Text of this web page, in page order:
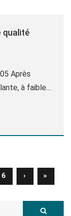
qualité
à faible
bonne
6 › »